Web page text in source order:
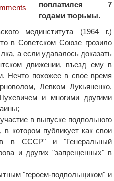
поплатился 7
годами тюрьмы.
мединститута (1964 г.)
в Советском Союзе грозило
а если удавалось доказать
движении, въезд ему в
Нечто похожее в свое время
Левком Лукьяненко,
и многими другими
в выпуске подпольного
в котором публикует как свои
в СССР" и "Генеральный
и других "запрещенных" в
"героем-подпольщиком" и